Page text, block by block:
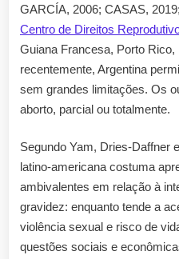
GARCÍA, 2006; CASAS,
Centro de Direitos
Guiana Francesa, Porto Rico,
recentemente, Argentina
sem grandes limitações. Os
aborto, parcial ou totalmente.
Segundo Yam, Dries-Daffner
latino-americana costuma
ambivalentes em relação à
gravidez: enquanto tende a
violência sexual e risco de
questões sociais e